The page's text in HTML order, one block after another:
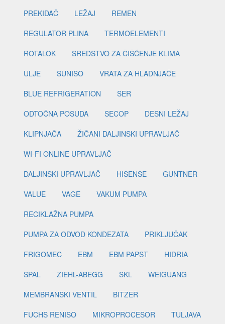
PREKIDAČ
LEŽAJ
REMEN
REGULATOR PLINA
TERMOELEMENTI
ROTALOK
SREDSTVO ZA ČIŠĆENJE KLIMA
ULJE
SUNISO
VRATA ZA HLADNJAČE
BLUE REFRIGERATION
SER
ODTOČNA POSUDA
SECOP
DESNI LEŽAJ
KLIPNJAČA
ŽIČANI DALJINSKI UPRAVLJAČ
WI-FI ONLINE UPRAVLJAČ
DALJINSKI UPRAVLJAČ
HISENSE
GUNTNER
VALUE
VAGE
VAKUM PUMPA
RECIKLAŽNA PUMPA
PUMPA ZA ODVOD KONDEZATA
PRIKLJUČAK
FRIGOMEC
EBM EBM PAPST
HIDRIA
SPAL
ZIEHL-ABEGG SKL
WEIGUANG
MEMBRANSKI VENTIL
BITZER
FUCHS RENISO
MIKROPROCESOR TULJAVA